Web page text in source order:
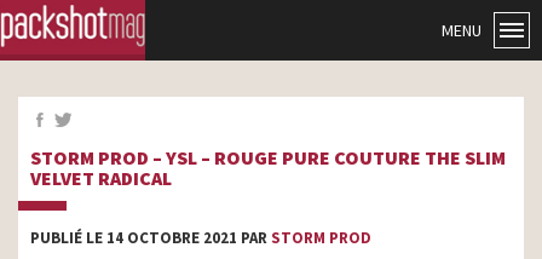
MENU
STORM PROD – YSL – ROUGE PURE COUTURE THE SLIM
VELVET RADICAL
PUBLIÉ LE 14 OCTOBRE 2021 PARSTORM PROD